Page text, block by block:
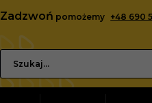
Zadzwoń pomożemy +48 690